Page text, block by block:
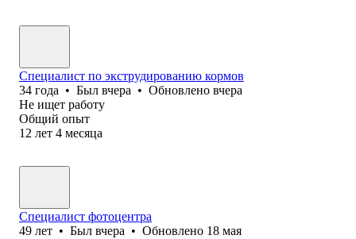
Специалист по экструдированию кормов
34 года • Был вчера • Обновлено вчера
Не ищет работу
Общий опыт
12 лет 4 месяца
Специалист фотоцентра
49 лет • Был вчера • Обновлено 18 мая